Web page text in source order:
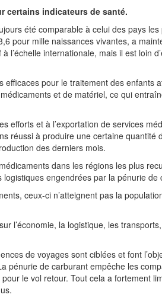
certains indicateurs de santé.
été comparable à celui des pays
pour mille naissances vivantes, a
l’échelle internationale, mais il est loin
efficaces pour le traitement des enfants
et de matériel, ce qui
efforts et à l’exportation de services
réussi à produire une certaine quantité
des derniers mois.
dans les régions les plus
engendrées par la pénurie de
ceux-ci n’atteignent pas la
l’économie, la logistique, les
de voyages sont ciblées et font
pénurie de carburant empêche les
le vol retour. Tout cela a fortement